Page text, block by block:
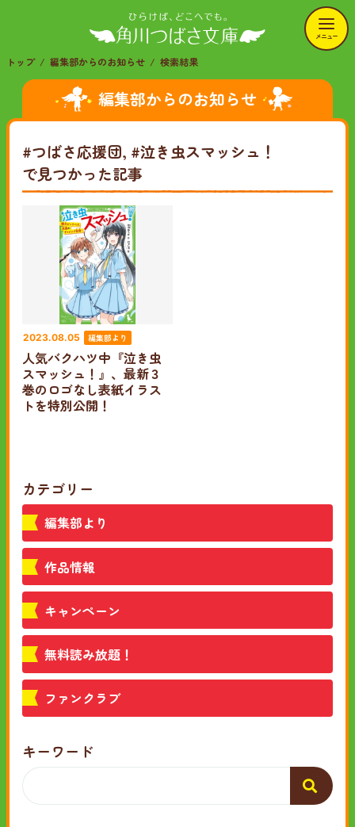
メニュー
トップ 編集部からのお知らせ 検索結果
編集部からのお知らせ
#つばさ応援団, #泣き虫スマッシュ！
で見つかった記事
2023.08.05 編集部より
人気バクハツ中『泣き虫
スマッシュ！』、最新３
巻のロゴなし表紙イラス
トを特別公開！
カテゴリー
編集部より
作品情報
キャンペーン
無料読み放題！
ファンクラブ
キーワード